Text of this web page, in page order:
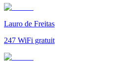
Lauro de Freitas
247 WiFi gratuit